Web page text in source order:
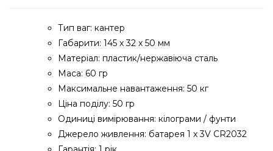
Тип ваг: кантер
Габарити: 145 х 32 х 50 мм
Матеріал: пластик/нержавіюча сталь
Маса: 60 гр
Максимальне навантаження: 50 кг
Ціна поділу: 50 гр
Одиниці вимірювання: кілограми / фунти
Джерело живлення: батарея 1 x 3V CR2032